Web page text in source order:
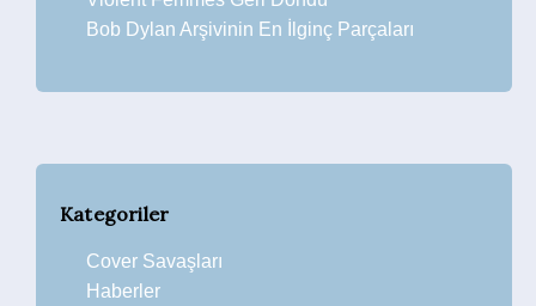
Bob Dylan Arşivinin En İlginç Parçaları
Kategoriler
Cover Savaşları
Haberler